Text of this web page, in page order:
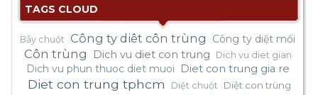
TAGS CLOUD
Bẫy chuột Công ty diêt côn trùng Công ty diệt mối
Côn trùng Dich vu diet con trung Dich vu diet gian
Dich vu phun thuoc diet muoi Diet con trung gia re
Diet con trung tphcm Diệt chuột
Diệt con trùng